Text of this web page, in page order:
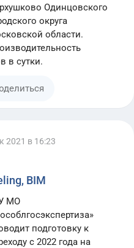
Одинцовского
округа
области.
в сутки.
2021 в 16:23
BIM
МО
подготовку к
с 2022 года на